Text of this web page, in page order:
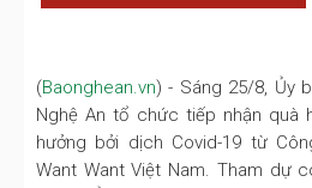
(Baonghean.vn) - Sáng 25/8, Ủy
Nghệ An tổ chức tiếp nhận quà
hưởng bởi dịch Covid-19 từ
Want Want Việt Nam. Tham dự